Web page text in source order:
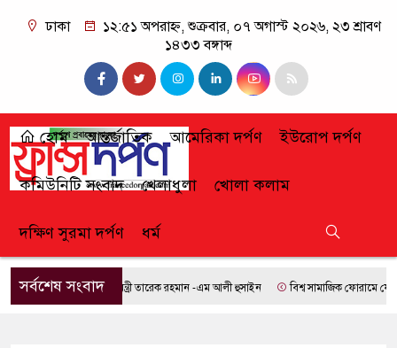
ঢাকা
১২:৫১ অপরাহ্ন, শুক্রবার, ০৭ অগাস্ট ২০২৬, ২৩ শ্রাবণ
১৪৩৩ বঙ্গাব্দ
হোম আন্তর্জাতিক আমেরিকা দর্পণ ইউরোপ দর্পণ
কমিউনিটি সংবাদ খেলাধুলা খোলা কলাম
দক্ষিণ সুরমা দর্পণ ধর্ম
সর্বশেষ সংবাদ
প্রধানমন্ত্রী তারেক রহমান -এম আলী হুসাইন বিশ্ব সামাজিক ফোরামে যোগ দিতে